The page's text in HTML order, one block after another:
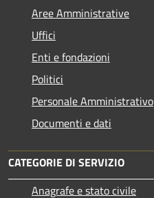
Aree Amministrative
Uffici
Enti e fondazioni
Politici
Personale Amministrativo
Documenti e dati
CATEGORIE DI SERVIZIO
Anagrafe e stato civile